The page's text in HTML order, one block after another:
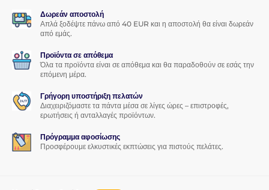
Δωρεάν αποστολή
Απλά ξοδέψτε πάνω από 40 EUR και η αποστολή θα είναι δωρεάν
από εμάς.
Προϊόντα σε απόθεμα
Όλα τα προϊόντα είναι σε απόθεμα και θα παραδοθούν σε εσάς την
επόμενη μέρα.
Γρήγορη υποστήριξη πελατών
Διαχειριζόμαστε τα πάντα μέσα σε λίγες ώρες – επιστροφές,
ερωτήσεις ή ανταλλαγές προϊόντων.
Πρόγραμμα αφοσίωσης
Προσφέρουμε ελκυστικές εκπτώσεις για πιστούς πελάτες.